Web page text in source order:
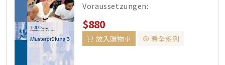
Voraussetzungen:
Oberstufenkenntnisse (C 1),
minde...
$880
放入購物車 看全系列